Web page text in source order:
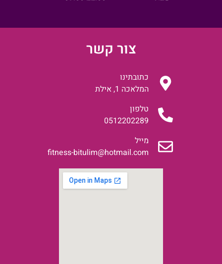
צור קשר
כתובתינו
המלאכה 1, אילת
טלפון
0512202289
מייל
fitness-bitulim@hotmail.com